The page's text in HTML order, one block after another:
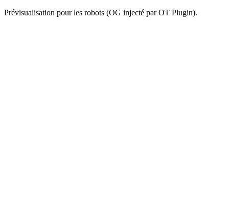
Prévisualisation pour les robots (OG injecté par OT Plugin).